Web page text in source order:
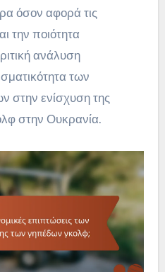
όσον αφορά τις
την ποιότητα
ανάλυση
των
στην ενίσχυση της
στην Ουκρανία.